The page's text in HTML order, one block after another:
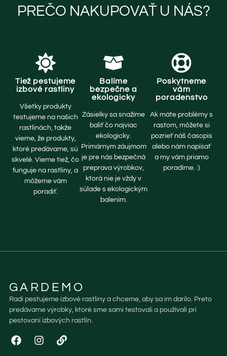
PREČO NAKUPOVAŤ U NÁS?
Tiež pestujeme
izbové rastliny
Všetky produkty
testujeme na našich
rastlinách, takže
vieme, že produkty,
ktoré predávame, sú
skvelé. Vieme tiež, čo
funguje na rastliny, a
môžeme vám
poradiť.
Balíme
bezpečne a
ekologicky
Zásielky sa snažíme
baliť čo najviac
ekologicky.
Primárnym záujmom
je pre nás bezpečná
preprava výrobkov,
ktorá nie je vždy v
súlade s ekologickým
balením.
Poskytneme
vám
poradenstvo
Ak máte problémy s
rastom, môžete si
pozrieť náš časopis
alebo nám napísať
a my vám priamo
poradíme. :)
GARDEMO
Radi pestujeme izbové rastliny a chceme, aby sa im darilo. Preto
predávame výrobky, ktoré sme sami testovali a používali pri
pestovaní izbových rastlín.